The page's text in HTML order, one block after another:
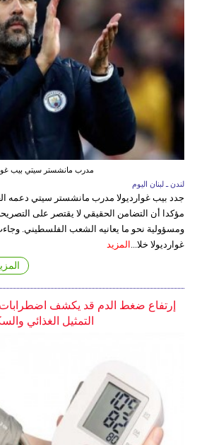
مدرب مانشستر سيتي بيب
لندن ـ لبنان اليوم
جدد بيب غوارديولا مدرب مانشستر سيتي دعمه
مؤكدا أن التضامن الحقيقي لا يقتصر على
ومسؤولية نحو ما يعانيه الشعب الفلسطيني.
غوارديولا خلا...
المزيد
إرتفاع ضغط الدم قد يكشف اضطرابات
التمثيل الغذائي